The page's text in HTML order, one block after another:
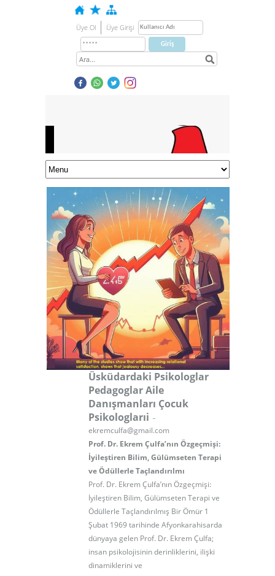
Üye Ol Üye Girişi
Üsküdardaki Psikologlar
Pedagoglar Aile
Danışmanları Çocuk
Psikologlarıi -
ekremculfa@gmail.com
Prof. Dr. Ekrem Çulfa’nın Özgeçmişi:
İyileştiren Bilim, Gülümseten Terapi
ve Ödüllerle Taçlandırılmı
Prof. Dr. Ekrem Çulfa’nın Özgeçmişi:
İyileştiren Bilim, Gülümseten Terapi ve
Ödüllerle Taçlandırılmış Bir Ömür 1
Şubat 1969 tarihinde Afyonkarahisarda
dünyaya gelen Prof. Dr. Ekrem Çulfa;
insan psikolojisinin derinliklerini, ilişki
dinamiklerini ve